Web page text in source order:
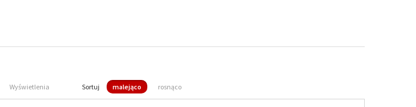
Wyświetlenia Sortuj malejąco rosnąco